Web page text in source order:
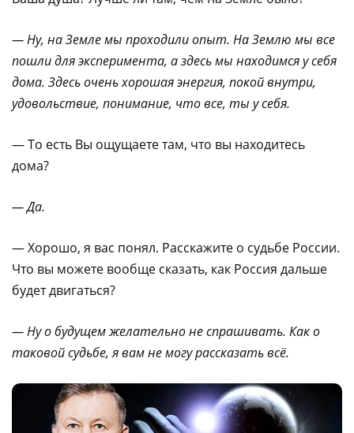
— Ну, на Земле мы проходили опыт. На Землю мы все
пошли для эксперимента, а здесь мы находимся у себя
дома. Здесь очень хорошая энергия, покой внутри,
удовольствие, понимание, что все, ты у себя.
— То есть Вы ощущаете там, что вы находитесь
дома?
— Да.
— Хорошо, я вас понял. Расскажите о судьбе России.
Что вы можете вообще сказать, как Россия дальше
будет двигаться?
— Ну о будущем желательно не спрашивать. Как о
таковой судьбе, я вам не могу рассказать всё.